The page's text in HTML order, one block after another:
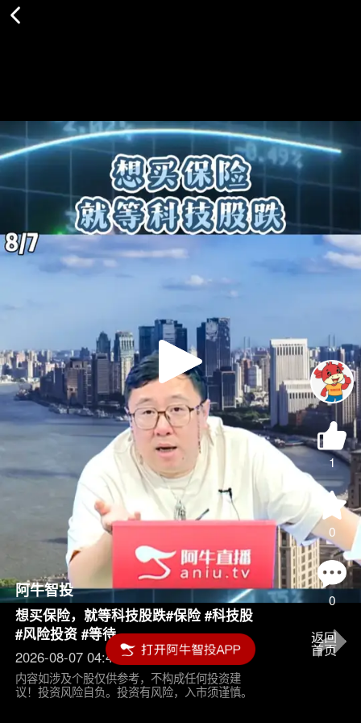
Play
Video
1
0
0
阿牛智投
想买保险，就等科技股跌#保险 #科技股
#风险投资 #等待
2026-08-07 04:45
内容如涉及个股仅供参考，不构成任何投资建
议！投资风险自负。投资有风险，入市须谨慎。